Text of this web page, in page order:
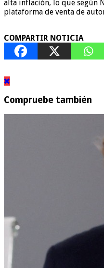
alta inflación, lo que según
plataforma de venta de
COMPARTIR NOTICIA
Compruebe también